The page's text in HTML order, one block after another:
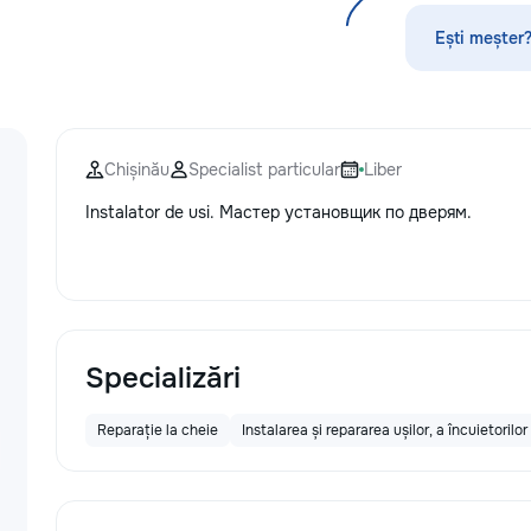
эффективно решить бытовые
проблемы. Наши услуги включают:
• Сборка и разборка мебели —
быстрота и точность в установке
ремонт сантехники — устранение
протечек, замена смесителей,
унитазов и раковин. •
Ești
Chișinău Specialist particular
Liber
Instalator de usi. Мастер установщик по дверям.
Specializări
Reparație la cheie Instalarea și repararea ușilor, a încuietorilor